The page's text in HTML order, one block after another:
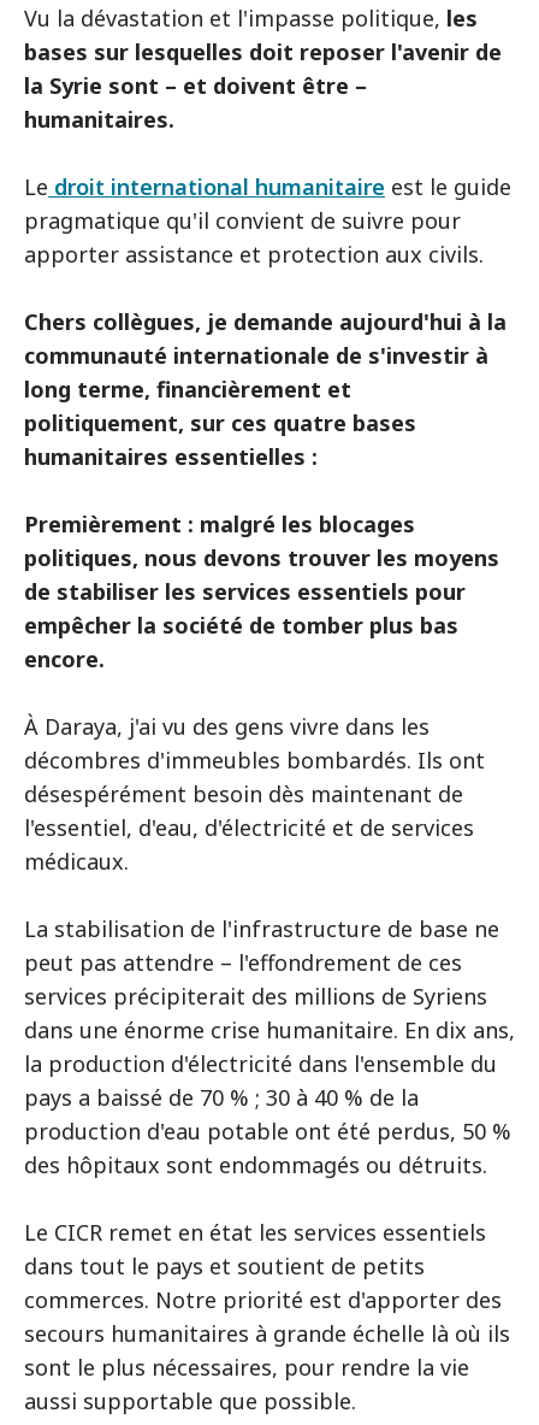
Vu la dévastation et l'impasse politique, les
bases sur lesquelles doit reposer l'avenir de
la Syrie sont – et doivent être –
humanitaires.
Le droit international humanitaire est le guide
pragmatique qu'il convient de suivre pour
apporter assistance et protection aux civils.
Chers collègues, je demande aujourd'hui à la
communauté internationale de s'investir à
long terme, financièrement et
politiquement, sur ces quatre bases
humanitaires essentielles :
Premièrement : malgré les blocages
politiques, nous devons trouver les moyens
de stabiliser les services essentiels pour
empêcher la société de tomber plus bas
encore.
À Daraya, j'ai vu des gens vivre dans les
décombres d'immeubles bombardés. Ils ont
désespérément besoin dès maintenant de
l'essentiel, d'eau, d'électricité et de services
médicaux.
La stabilisation de l'infrastructure de base ne
peut pas attendre – l'effondrement de ces
services précipiterait des millions de Syriens
dans une énorme crise humanitaire. En dix ans,
la production d'électricité dans l'ensemble du
pays a baissé de 70 % ; 30 à 40 % de la
production d'eau potable ont été perdus, 50 %
des hôpitaux sont endommagés ou détruits.
Le CICR remet en état les services essentiels
dans tout le pays et soutient de petits
commerces. Notre priorité est d'apporter des
secours humanitaires à grande échelle là où ils
sont le plus nécessaires, pour rendre la vie
aussi supportable que possible.